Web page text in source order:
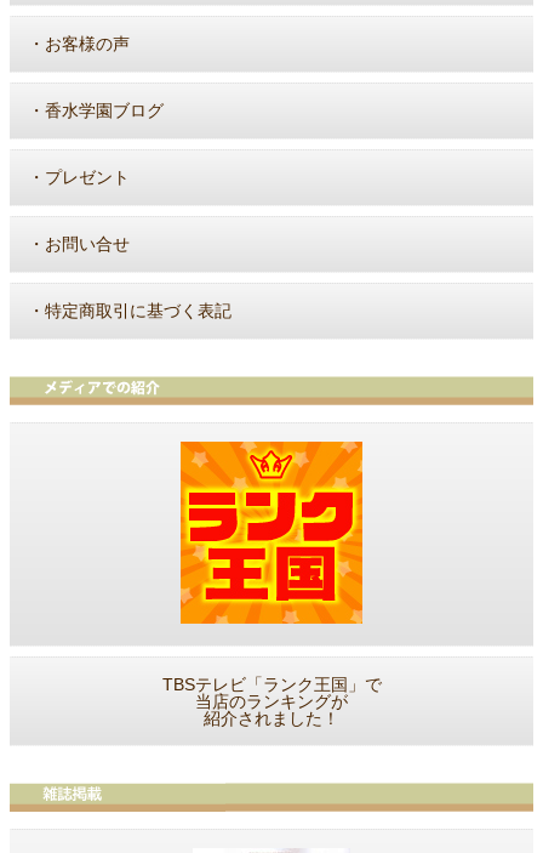
・ お客様の声
・ 香水学園ブログ
・ プレゼント
・ お問い合せ
・ 特定商取引に基づく表記
TBSテレビ「ランク王国」で
当店のランキングが
紹介されました！